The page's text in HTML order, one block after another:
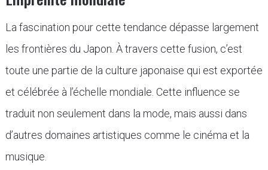
La fascination pour cette tendance dépasse largement
les frontières du Japon. À travers cette fusion, c’est
toute une partie de la culture japonaise qui est exportée
et célébrée à l’échelle mondiale. Cette influence se
traduit non seulement dans la mode, mais aussi dans
d’autres domaines artistiques comme le cinéma et la
musique.